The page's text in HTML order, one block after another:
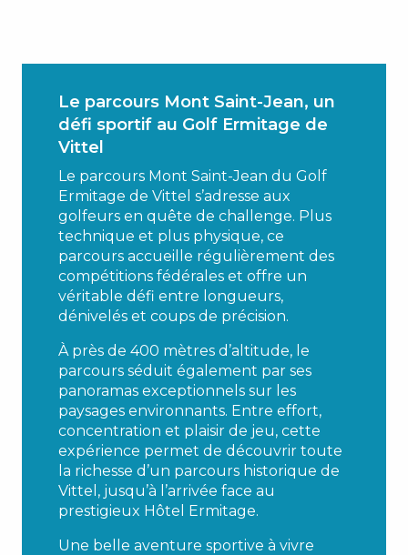
Le parcours Mont Saint-Jean, un
défi sportif au Golf Ermitage de
Vittel
Le parcours Mont Saint-Jean du Golf
Ermitage de Vittel s’adresse aux
golfeurs en quête de challenge. Plus
technique et plus physique, ce
parcours accueille régulièrement des
compétitions fédérales et offre un
véritable défi entre longueurs,
dénivelés et coups de précision.
À près de 400 mètres d’altitude, le
parcours séduit également par ses
panoramas exceptionnels sur les
paysages environnants. Entre effort,
concentration et plaisir de jeu, cette
expérience permet de découvrir toute
la richesse d’un parcours historique de
Vittel, jusqu’à l’arrivée face au
prestigieux Hôtel Ermitage.
Une belle aventure sportive à vivre